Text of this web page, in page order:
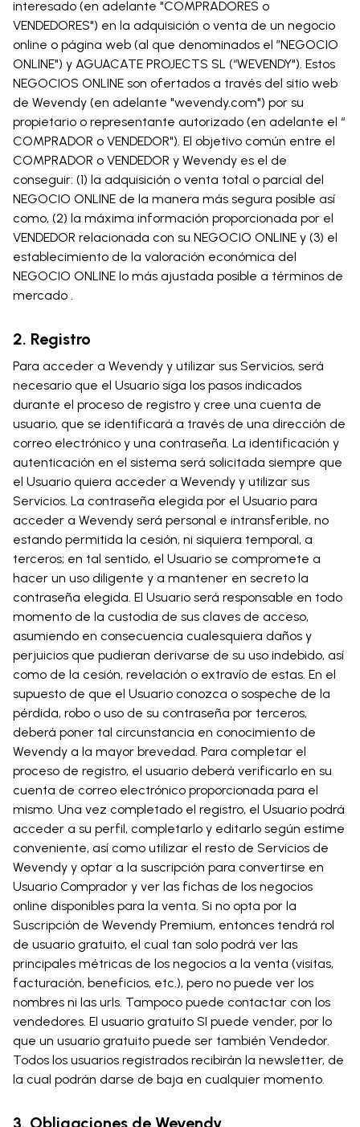
interesado (en adelante "COMPRADORES o
VENDEDORES") en la adquisición o venta de un negocio
online o página web (al que denominados el ”NEGOCIO
ONLINE") y AGUACATE PROJECTS SL (“WEVENDY"). Estos
NEGOCIOS ONLINE son ofertados a través del sitio web
de Wevendy (en adelante "wevendy.com") por su
propietario o representante autorizado (en adelante el “
COMPRADOR o VENDEDOR"). El objetivo común entre el
COMPRADOR o VENDEDOR y Wevendy es el de
conseguir: (1) la adquisición o venta total o parcial del
NEGOCIO ONLINE de la manera más segura posible así
como, (2) la máxima información proporcionada por el
VENDEDOR relacionada con su NEGOCIO ONLINE y (3) el
establecimiento de la valoración económica del
NEGOCIO ONLINE lo más ajustada posible a términos de
mercado .
2. Registro
Para acceder a Wevendy y utilizar sus Servicios, será
necesario que el Usuario siga los pasos indicados
durante el proceso de registro y cree una cuenta de
usuario, que se identificará a través de una dirección de
correo electrónico y una contraseña. La identificación y
autenticación en el sistema será solicitada siempre que
el Usuario quiera acceder a Wevendy y utilizar sus
Servicios. La contraseña elegida por el Usuario para
acceder a Wevendy será personal e intransferible, no
estando permitida la cesión, ni siquiera temporal, a
terceros; en tal sentido, el Usuario se compromete a
hacer un uso diligente y a mantener en secreto la
contraseña elegida. El Usuario será responsable en todo
momento de la custodia de sus claves de acceso,
asumiendo en consecuencia cualesquiera daños y
perjuicios que pudieran derivarse de su uso indebido, así
como de la cesión, revelación o extravío de estas. En el
supuesto de que el Usuario conozca o sospeche de la
pérdida, robo o uso de su contraseña por terceros,
deberá poner tal circunstancia en conocimiento de
Wevendy a la mayor brevedad. Para completar el
proceso de registro, el usuario deberá verificarlo en su
cuenta de correo electrónico proporcionada para el
mismo. Una vez completado el registro, el Usuario podrá
acceder a su perfil, completarlo y editarlo según estime
conveniente, así como utilizar el resto de Servicios de
Wevendy y optar a la suscripción para convertirse en
Usuario Comprador y ver las fichas de los negocios
online disponibles para la venta. Si no opta por la
Suscripción de Wevendy Premium, entonces tendrá rol
de usuario gratuito, el cual tan solo podrá ver las
principales métricas de los negocios a la venta (visitas,
facturación, beneficios, etc.), pero no puede ver los
nombres ni las urls. Tampoco puede contactar con los
vendedores. El usuario gratuito SI puede vender, por lo
que un usuario gratuito puede ser también Vendedor.
Todos los usuarios registrados recibirán la newsletter, de
la cual podrán darse de baja en cualquier momento.
3. Obligaciones de Wevendy